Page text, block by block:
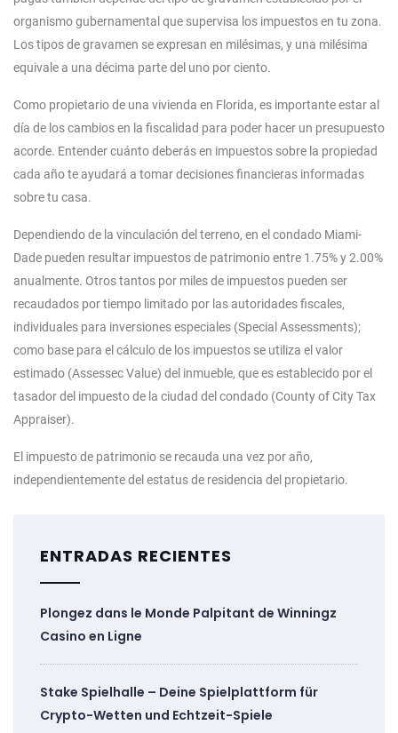
organismo gubernamental que supervisa los impuestos en tu zona.
Los tipos de gravamen se expresan en milésimas, y una milésima
equivale a una décima parte del uno por ciento.
Como propietario de una vivienda en Florida, es importante estar al
día de los cambios en la fiscalidad para poder hacer un presupuesto
acorde. Entender cuánto deberás en impuestos sobre la propiedad
cada año te ayudará a tomar decisiones financieras informadas
sobre tu casa.
Dependiendo de la vinculación del terreno, en el condado Miami-
Dade pueden resultar impuestos de patrimonio entre 1.75% y 2.00%
anualmente. Otros tantos por miles de impuestos pueden ser
recaudados por tiempo limitado por las autoridades fiscales,
individuales para inversiones especiales (Special Assessments);
como base para el cálculo de los impuestos se utiliza el valor
estimado (Assessec Value) del inmueble, que es establecido por el
tasador del impuesto de la ciudad del condado (County of City Tax
Appraiser).
El impuesto de patrimonio se recauda una vez por año,
independientemente del estatus de residencia del propietario.
ENTRADAS RECIENTES
Plongez dans le Monde Palpitant de Winningz
Casino en Ligne
Stake Spielhalle – Deine Spielplattform für
Crypto-Wetten und Echtzeit-Spiele